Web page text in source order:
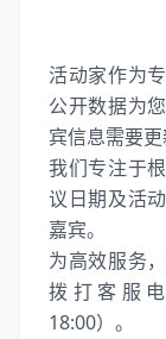
活动家作为
公开数据为
宾信息需要
我们专注于
议日期及活
嘉宾。
为高效服务
拨打客服
18:00）。